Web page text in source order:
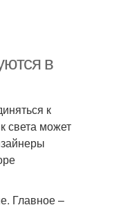
в
к
света может
Главное –